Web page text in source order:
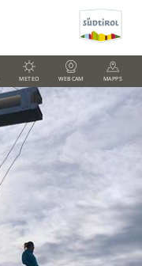
METEO WEBCAM MAPPS